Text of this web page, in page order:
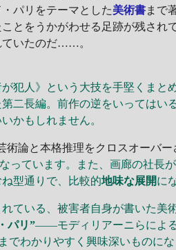
パリをテーマとした美術書まで
とをうかがわせる足跡が残され
ていたのだ……。
犯人》という大技を手堅くまと
第二長編。前作の逆をいってはい
かもしれません。
術論と本格推理をクロスオーバ
っています。また、画廊の社長
型通りで、比較的地味な展開に
ている、被害者自身が書いた美
パリ”――モディリアーニらによ
でわかりやすく興味深いものに